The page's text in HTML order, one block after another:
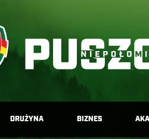
DRUŻYNA BIZNES